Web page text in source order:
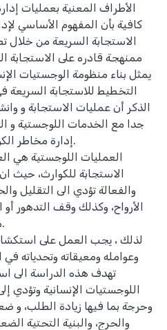
الأطراف المعنية بعمليات
كافية بأن المفهوم الأساسي
الاستجابة السريعة من خلال
ممنهجة قادره على الاستجابة
يمثل بناء منظومة الوجستيات
التخطيط للاستجابة السريعة
الذكر أن عمليات الاستجابة و
جدا مع الخدمات اللوجستية و
إدارة مخاطر
العمليات اللوجستية هي
الاستجابة للكوارث، حيث
والفعالة تؤدي الى التقليل
الأرواح، وكذلك وقف التدهور أو
لذلك ، يجب العمل على
وعوامله ومعيقاته وتحدياته
تهدف هذه الدراسة الى
اللوجستيات الإنسانية وتؤدي
وحرجة بما فيها زيادة الطلب، و
والحرج، والبنية التحتية